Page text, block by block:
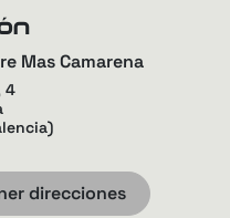
Mas Camarena
4
direcciones